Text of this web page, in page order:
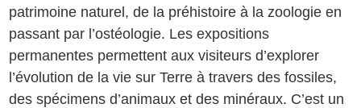
patrimoine naturel, de la préhistoire à la zoologie en
passant par l’ostéologie. Les expositions
permanentes permettent aux visiteurs d’explorer
l’évolution de la vie sur Terre à travers des fossiles,
des spécimens d’animaux et des minéraux. C’est un